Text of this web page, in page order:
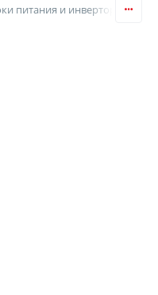
питания и инверторы /